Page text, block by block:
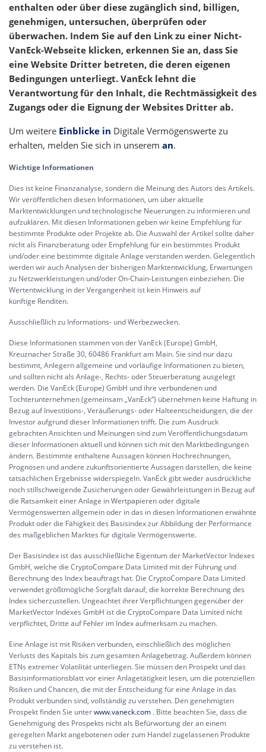
enthalten oder über diese zugänglich sind, billigen,
genehmigen, untersuchen, überprüfen oder
überwachen. Indem Sie auf den Link zu einer Nicht-
VanEck-Webseite klicken, erkennen Sie an, dass Sie
eine Website Dritter betreten, die deren eigenen
Bedingungen unterliegt. VanEck lehnt die
Verantwortung für den Inhalt, die Rechtmässigkeit des
Zugangs oder die Eignung der Websites Dritter ab.
Um weitere Einblicke in Digitale Vermögenswerte zu
erhalten, melden Sie sich in unserem an.
Wichtige Informationen
Dies ist keine Finanzanalyse, sondern die Meinung des Autors des Artikels.
Wir veröffentlichen diesen Informationen, um über aktuelle
Marktentwicklungen und technologische Neuerungen zu informieren und
aufzuklären. Mit diesen Informationen geben wir keine Empfehlung für
bestimmte Produkte oder Projekte ab. Die Auswahl der Artikel sollte daher
nicht als Finanzberatung oder Empfehlung für ein bestimmtes Produkt
und/oder eine bestimmte digitale Anlage verstanden werden. Gelegentlich
werden wir auch Analysen der bisherigen Marktentwicklung, Erwartungen
zu Netzwerkleistungen und/oder On-Chain-Leistungen einbeziehen. Die
Wertentwicklung in der Vergangenheit ist kein Hinweis auf
künftige Renditen.
Ausschließlich zu Informations- und Werbezwecken.
Diese Informationen stammen von der VanEck (Europe) GmbH,
Kreuznacher Straße 30, 60486 Frankfurt am Main. Sie sind nur dazu
bestimmt, Anlegern allgemeine und vorläufige Informationen zu bieten,
und sollten nicht als Anlage-, Rechts- oder Steuerberatung ausgelegt
werden. Die VanEck (Europe) GmbH und ihre verbundenen und
Tochterunternehmen (gemeinsam „VanEck“) übernehmen keine Haftung in
Bezug auf Investitions-, Veräußerungs- oder Halteentscheidungen, die der
Investor aufgrund dieser Informationen trifft. Die zum Ausdruck
gebrachten Ansichten und Meinungen sind zum Veröffentlichungsdatum
dieser Informationen aktuell und können sich mit den Marktbedingungen
ändern. Bestimmte enthaltene Aussagen können Hochrechnungen,
Prognosen und andere zukunftsorientierte Aussagen darstellen, die keine
tatsächlichen Ergebnisse widerspiegeln. VanEck gibt weder ausdrückliche
noch stillschweigende Zusicherungen oder Gewährleistungen in Bezug auf
die Ratsamkeit einer Anlage in Wertpapieren oder digitale
Vermögenswerten allgemein oder in das in diesen Informationen erwähnte
Produkt oder die Fähigkeit des Basisindex zur Abbildung der Performance
des maßgeblichen Marktes für digitale Vermögenswerte.
Der Basisindex ist das ausschließliche Eigentum der MarketVector Indexes
GmbH, welche die CryptoCompare Data Limited mit der Führung und
Berechnung des Index beauftragt hat. Die CryptoCompare Data Limited
verwendet größtmögliche Sorgfalt darauf, die korrekte Berechnung des
Index sicherzustellen. Ungeachtet ihrer Verpflichtungen gegenüber der
MarketVector Indexes GmbH ist die CryptoCompare Data Limited nicht
verpflichtet, Dritte auf Fehler im Index aufmerksam zu machen.
Eine Anlage ist mit Risiken verbunden, einschließlich des möglichen
Verlusts des Kapitals bis zum gesamten Anlagebetrag. Außerdem können
ETNs extremer Volatilität unterliegen. Sie müssen den Prospekt und das
Basisinformationsblatt vor einer Anlagetätigkeit lesen, um die potenziellen
Risiken und Chancen, die mit der Entscheidung für eine Anlage in das
Produkt verbunden sind, vollständig zu verstehen. Den genehmigten
Prospekt finden Sie unterwww.vaneck.com . Bitte beachten Sie, dass die
Genehmigung des Prospekts nicht als Befürwortung der an einem
geregelten Markt angebotenen oder zum Handel zugelassenen Produkte
zu verstehen ist.